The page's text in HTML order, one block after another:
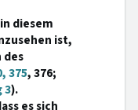
diesem
ist,
des
375, 376;
3).
es sich